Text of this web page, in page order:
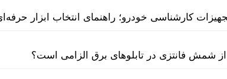
کارشناسی خودرو؛ راهنمای انتخاب ابزار
از شمش فانتزی در تابلوهای برق الزامی است؟